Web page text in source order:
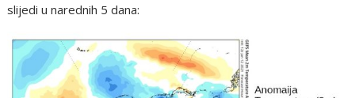
slijedi u narednih 5 dana: